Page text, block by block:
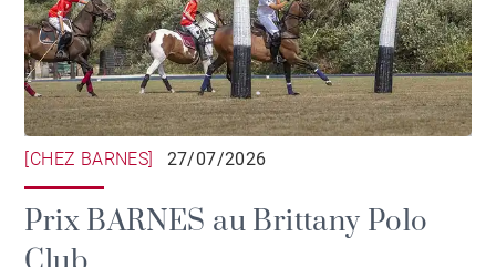
[CHEZ BARNES] 27/07/2026
Prix BARNES au Brittany Polo